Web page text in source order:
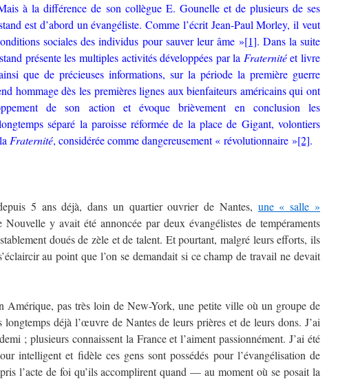
à la différence de son collègue E. Gounelle et de plusieurs de ses
est d’abord un évangéliste. Comme l’écrit Jean-Paul Morley, il veut
sociales des individus pour sauver leur âme »[1]. Dans la suite
présente les multiples activités développées par la Fraternitéet livre
que de précieuses informations, sur la période la première guerre
hommage dès les premières lignes aux bienfaiteurs américains qui ont
de son action et évoque brièvement en conclusion les
séparé la paroisse réformée de la place de Gigant, volontiers
Fraternité, considérée comme dangereusement « révolutionnaire »[2].
5 ans déjà, dans un quartier ouvrier de Nantes, une « salle »
y avait été annoncée par deux évangélistes de tempéraments
doués de zèle et de talent. Et pourtant, malgré leurs efforts, ils
au point que l’on se demandait si ce champ de travail ne devait
pas très loin de New-York, une petite ville où un groupe de
longtemps déjà l’œuvre de Nantes de leurs prières et de leurs dons. J’ai
; plusieurs connaissent la France et l’aiment passionnément. J’ai été
intelligent et fidèle ces gens sont possédés pour l’évangélisation de
l’acte de foi qu’ils accomplirent quand — au moment où se posait la